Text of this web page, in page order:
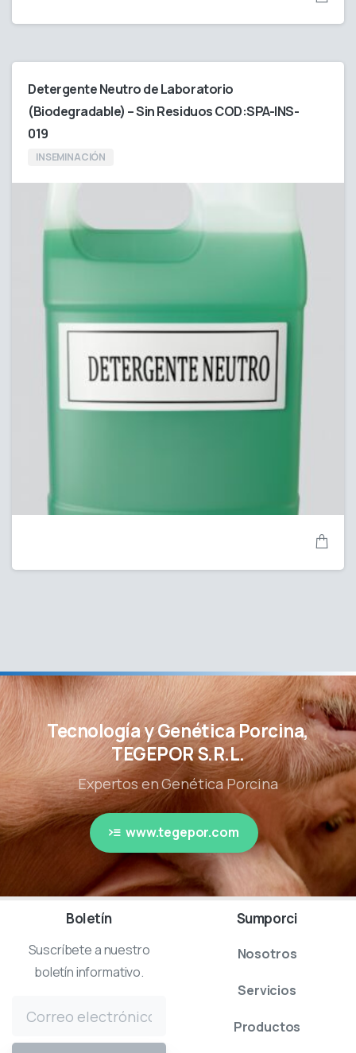
Detergente Neutro de Laboratorio
(Biodegradable) – Sin Residuos COD:SPA-INS-
019
INSEMINACIÓN
Tecnología y Genética Porcina,
TEGEPOR S.R.L.
Expertos en Genética Porcina
www.tegepor.com
Boletín
Suscríbete a nuestro
boletín informativo.
Sumporci
Nosotros
Servicios
Productos